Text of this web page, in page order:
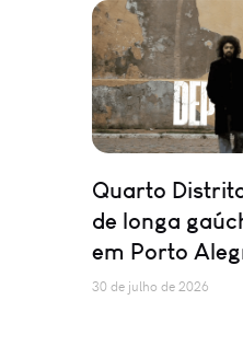
Quarto
de longa
em Porto
30 de julho de 2026